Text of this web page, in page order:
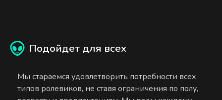
Подойдет для всех
Мы стараемся удовлетворить потребности всех
типов ролевиков, не ставя ограничения по полу,